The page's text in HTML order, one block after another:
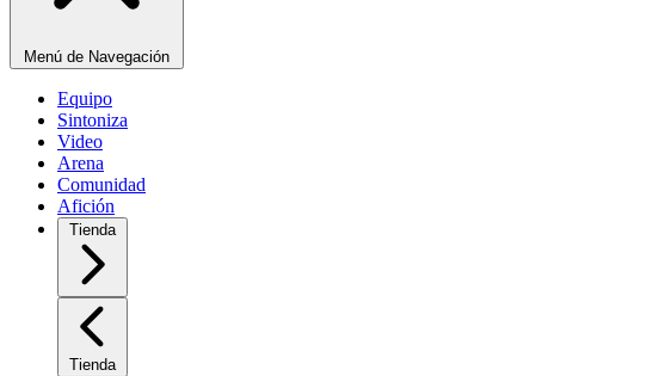
Menú de Navegación
Equipo
Sintoniza
Video
Arena
Comunidad
Afición
Tienda
Tienda